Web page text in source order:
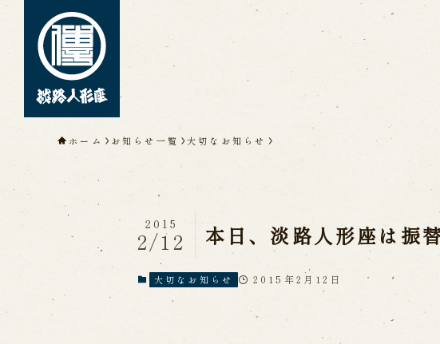
淡路人形座について
人間国宝 故鶴澤友路
淡路人形浄瑠璃を受け継いで
公演情報
近日開催の公演
ホーム お知らせ一覧 大切なお知らせ
本日、淡路人形座は振
2015
2/12
大切なお知らせ 2015年2月12日